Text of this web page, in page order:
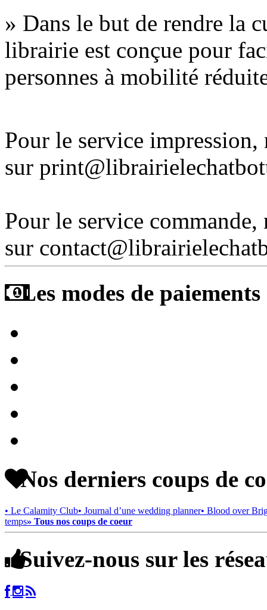
» Dans le but de rendre la
librairie est conçue pour
personnes à mobilité
Pour le service
sur
Pour le service
sur
Les modes de
Nos derniers coups de
• Le Calamity Club• Journal d’une wedding planner• Blood over
temps» Tous nos coups de coeur
Suivez-nous sur les